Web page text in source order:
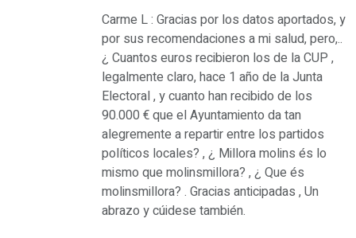
Carme L : Gracias por los datos aportados, y
por sus recomendaciones a mi salud, pero,..
¿ Cuantos euros recibieron los de la CUP ,
legalmente claro, hace 1 año de la Junta
Electoral , y cuanto han recibido de los
90.000 € que el Ayuntamiento da tan
alegremente a repartir entre los partidos
políticos locales? , ¿ Millora molins és lo
mismo que molinsmillora? , ¿ Que és
molinsmillora? . Gracias anticipadas , Un
abrazo y cúidese también.